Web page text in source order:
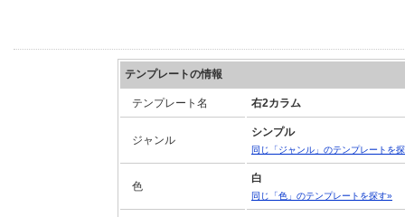
テンプレートの情報
テンプレート名 右2カラム
ジャンル
シンプル
同じ「ジャンル」のテンプレートを
色
白
同じ「色」のテンプレートを探す»